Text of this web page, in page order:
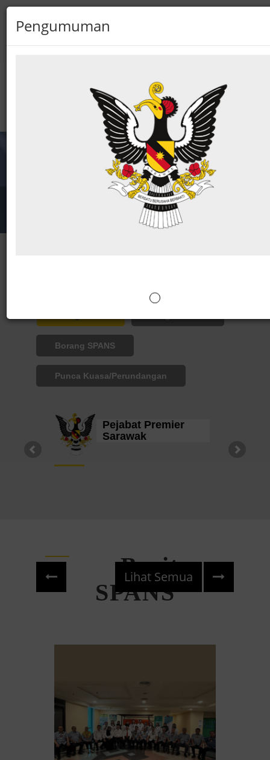
Pengumuman
Borang SPANS
Punca Kuasa/Perundangan
Pejabat Premier
Sarawak
Berita
SPANS
Lihat Semua
Previous Next